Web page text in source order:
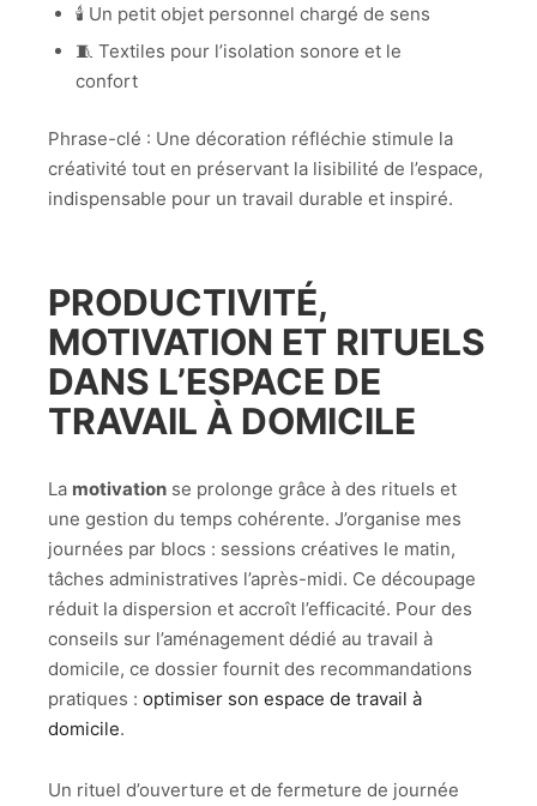
🕯️ Un petit objet personnel chargé de sens
🧵 Textiles pour l’isolation sonore et le
confort
Phrase-clé : Une décoration réfléchie stimule la
créativité tout en préservant la lisibilité de l’espace,
indispensable pour un travail durable et inspiré.
PRODUCTIVITÉ,
MOTIVATION ET RITUELS
DANS L’ESPACE DE
TRAVAIL À DOMICILE
La motivation se prolonge grâce à des rituels et
une gestion du temps cohérente. J’organise mes
journées par blocs : sessions créatives le matin,
tâches administratives l’après-midi. Ce découpage
réduit la dispersion et accroît l’efficacité. Pour des
conseils sur l’aménagement dédié au travail à
domicile, ce dossier fournit des recommandations
pratiques : optimiser son espace de travail à
domicile.
Un rituel d’ouverture et de fermeture de journée